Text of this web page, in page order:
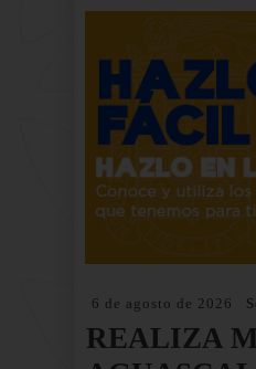
6 de agosto de 2026
REALIZA